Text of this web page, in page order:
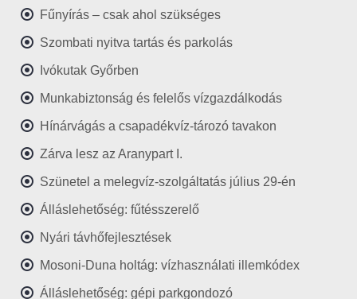
Fűnyírás – csak ahol szükséges
Szombati nyitva tartás és parkolás
Ivókutak Győrben
Munkabiztonság és felelős vízgazdálkodás
Hínárvágás a csapadékvíz-tározó tavakon
Zárva lesz az Aranypart I.
Szünetel a melegvíz-szolgáltatás július 29-én
Álláslehetőség: fűtésszerelő
Nyári távhőfejlesztések
Mosoni-Duna holtág: vízhasználati illemkódex
Álláslehetőség: gépi parkgondozó